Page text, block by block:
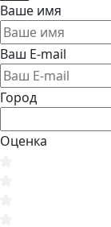
Ваше имя
Ваш E-mail
Город
Оценка